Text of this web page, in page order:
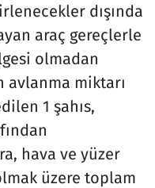
dışında
araç gereçlerle
olmadan
avlanma miktarı
1 şahıs,
hava ve yüzer
üzere toplam